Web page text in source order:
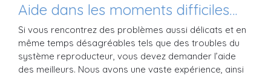
Aide dans les moments difficiles…
Si vous rencontrez des problèmes aussi délicats et en
même temps désagréables tels que des troubles du
système reproducteur, vous devez demander l’aide
des meilleurs. Nous avons une vaste expérience, ainsi